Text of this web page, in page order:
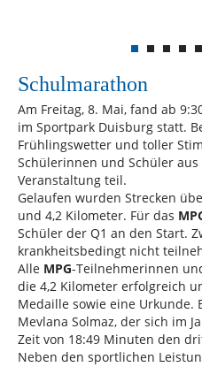
Schulmarathon
Am Freitag, 8. Mai, fand ab
im Sportpark Duisburg statt.
Frühlingswetter und toller
Schülerinnen und Schüler
Veranstaltung teil.
Gelaufen wurden Strecken
und 4,2 Kilometer. Für das
Schüler der Q1 an den Start.
krankheitsbedingt nicht
Alle MPG-Teilnehmerinnen
die 4,2 Kilometer erfolgreich
Medaille sowie eine Urkunde.
Mevlana Solmaz, der sich im
Zeit von 18:49 Minuten den
Neben den sportlichen